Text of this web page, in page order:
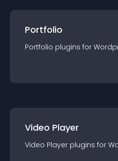
Portfolio
Portfolio plugins for
Video Player
Video Player plugins for